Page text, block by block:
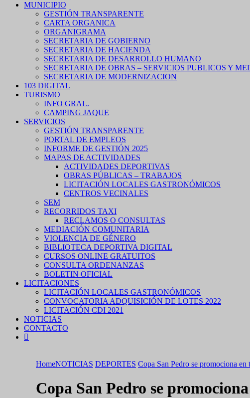
MUNICIPIO
GESTIÓN TRANSPARENTE
CARTA ORGANICA
ORGANIGRAMA
SECRETARIA DE GOBIERNO
SECRETARIA DE HACIENDA
SECRETARIA DE DESARROLLO HUMANO
SECRETARIA DE OBRAS – SERVICIOS PUBLICOS Y
SECRETARIA DE MODERNIZACION
103 DIGITAL
TURISMO
INFO GRAL.
CAMPING JAQUE
SERVICIOS
GESTIÓN TRANSPARENTE
PORTAL DE EMPLEOS
INFORME DE GESTIÓN 2025
MAPAS DE ACTIVIDADES
ACTIVIDADES DEPORTIVAS
OBRAS PÚBLICAS – TRABAJOS
LICITACIÓN LOCALES GASTRONÓMICOS
CENTROS VECINALES
SEM
RECORRIDOS TAXI
RECLAMOS O CONSULTAS
MEDIACIÓN COMUNITARIA
VIOLENCIA DE GÉNERO
BIBLIOTECA DEPORTIVA DIGITAL
CURSOS ONLINE GRATUITOS
CONSULTA ORDENANZAS
BOLETIN OFICIAL
LICITACIONES
LICITACIÓN LOCALES GASTRONÓMICOS
CONVOCATORIA ADQUISICIÓN DE LOTES 2022
LICITACIÓN CDI 2021
NOTICIAS
CONTACTO
HomeNOTICIAS DEPORTES Copa San Pedro se promociona en
Copa San Pedro se